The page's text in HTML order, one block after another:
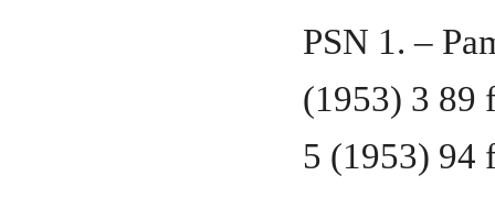
PSN 1. –
(1953) 3 89
5 (1953) 94